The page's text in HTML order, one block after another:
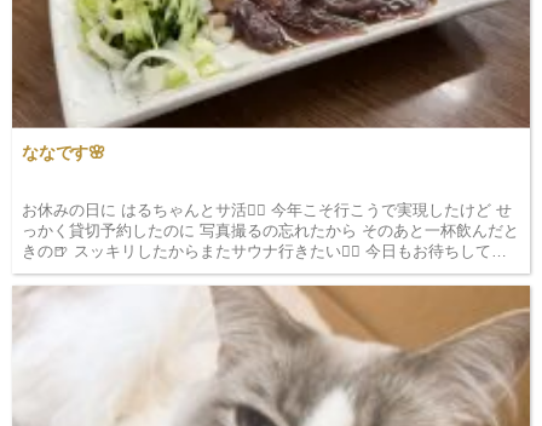
ななです🌸
お休みの日に はるちゃんとサ活🧖‍♀️ 今年こそ行こうで実現したけど せ
っかく貸切予約したのに 写真撮るの忘れたから そのあと一杯飲んだと
きの🍺 スッキリしたからまたサウナ行きたい🧖‍♀️ 今日もお待ちしてま
す🌱 「新橋 スナック TE…